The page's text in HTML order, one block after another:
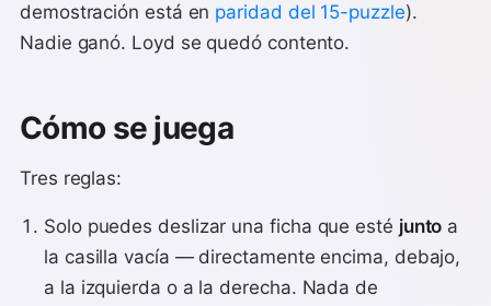
demostración está en paridad del 15-puzzle).
Nadie ganó. Loyd se quedó contento.
Cómo se juega
Tres reglas:
Solo puedes deslizar una ficha que esté junto a
la casilla vacía — directamente encima, debajo,
a la izquierda o a la derecha. Nada de